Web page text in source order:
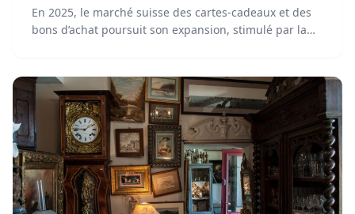
En 2025, le marché suisse des cartes-cadeaux et des
bons d’achat poursuit son expansion, stimulé par la